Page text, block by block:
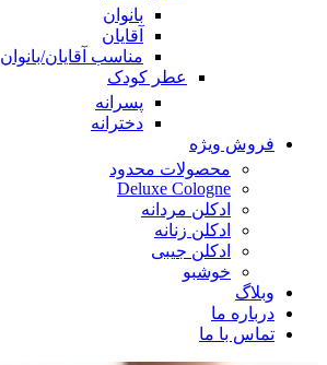
بانوان
آقایان
مناسب آقایان/بانوان
عطر کودک
پسرانه
دخترانه
فروش ویژه
محصولات محدود
Deluxe Cologne
ادکلن مردانه
ادکلن زنانه
ادکلن جیبی
خوشبو
وبلاگ
درباره ما
تماس با ما